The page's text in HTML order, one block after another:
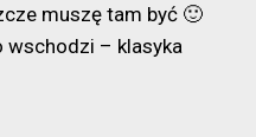
muszę tam być 🙂
wschodzi – klasyka